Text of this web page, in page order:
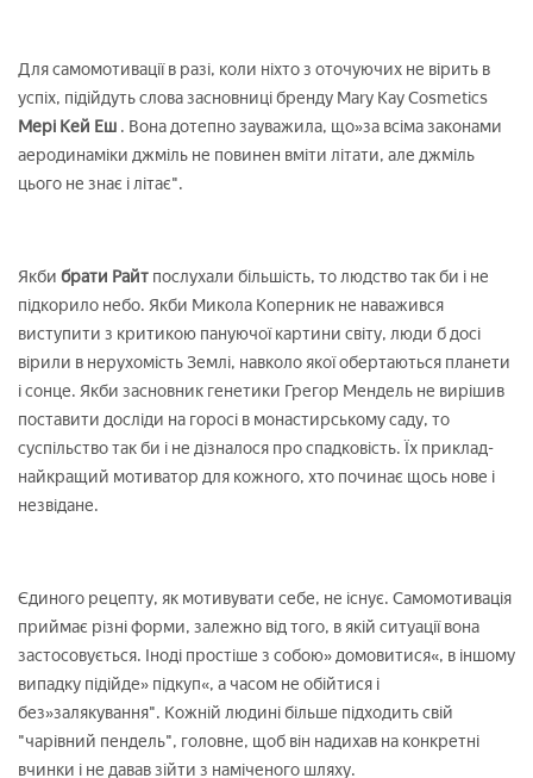
Для самомотивації в разі, коли ніхто з оточуючих не вірить в
успіх, підійдуть слова засновниці бренду Mary Kay Cosmetics
Мері Кей Еш . Вона дотепно зауважила, що»за всіма законами
аеродинаміки джміль не повинен вміти літати, але джміль
цього не знає і літає".
Якби брати Райт послухали більшість, то людство так би і не
підкорило небо. Якби Микола Коперник не наважився
виступити з критикою пануючої картини світу, люди б досі
вірили в нерухомість Землі, навколо якої обертаються планети
і сонце. Якби засновник генетики Грегор Мендель не вирішив
поставити досліди на горосі в монастирському саду, то
суспільство так би і не дізналося про спадковість. Їх приклад-
найкращий мотиватор для кожного, хто починає щось нове і
незвідане.
Єдиного рецепту, як мотивувати себе, не існує. Самомотивація
приймає різні форми, залежно від того, в якій ситуації вона
застосовується. Іноді простіше з собою» домовитися«, в іншому
випадку підійде» підкуп«, а часом не обійтися і
без»залякування". Кожній людині більше підходить свій
"чарівний пендель", головне, щоб він надихав на конкретні
вчинки і не давав зійти з наміченого шляху.